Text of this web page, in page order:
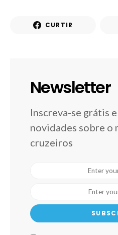
CURTIR
Newsletter
Inscreva-se grátis
novidades sobre o
cruzeiros